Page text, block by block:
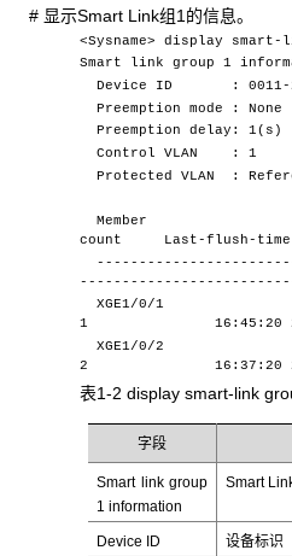
# 显示Smart Link组1的信息。
<Sysname> display
Smart link group 1
Device ID : 0011-
Preemption mode : None
Preemption delay: 1(s)
Control VLAN : 1
Protected VLAN :
Member
count Last-flush-time
XGE1/0/1
1 16:45:20
XGE1/0/2
2 16:37:20
表1-2 display smart-link
字段
Smart link group
1 information
Smart
Device ID 设备标识